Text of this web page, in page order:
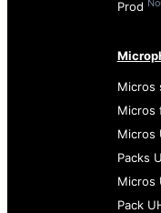
Prod
Micros
Micros
Micros
Packs
Micros
Pack